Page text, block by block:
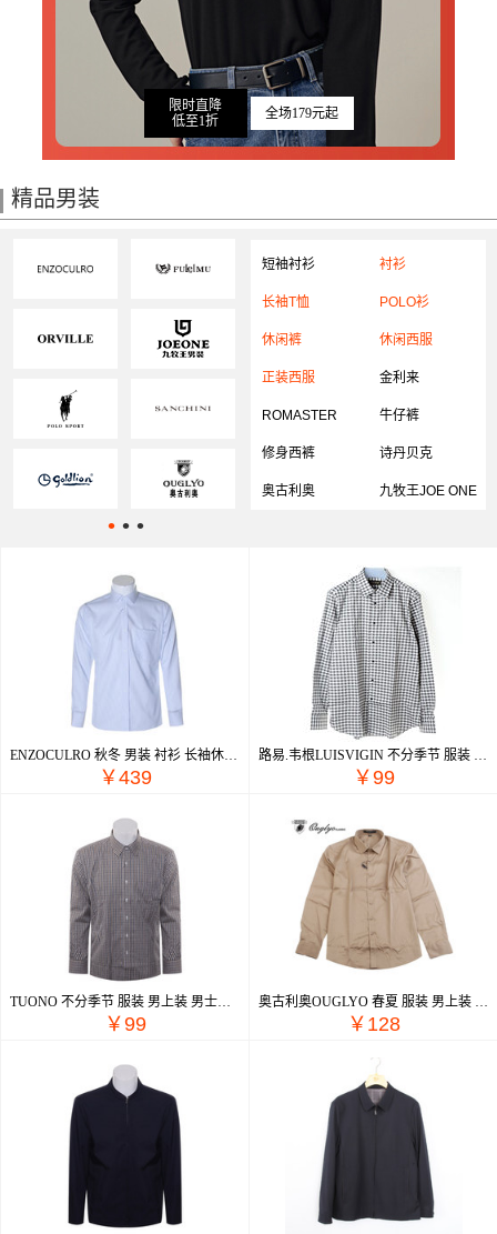
限时直降
低至1折
全场179元起
精品男装
• • •
短袖衬衫 衬衫
长袖T恤 POLO衫
休闲裤 休闲西服
正装西服 金利来
ROMASTER 牛仔裤
修身西裤 诗丹贝克
STENNBAKER
奥古利奥 九牧王JOE ONE
ENZOCULRO 秋冬 男装 衬衫 长袖休闲 EC047B
￥439
路易.韦根LUISVIGIN 不分季节 服装 男上装 男士衬衫 C243A
￥99
TUONO 不分季节 服装 男上装 男士衬衫 01.NC5676-2
￥99
奥古利奥OUGLYO 春夏 服装 男上装 男士衬衫 OG212CC102-3
￥128